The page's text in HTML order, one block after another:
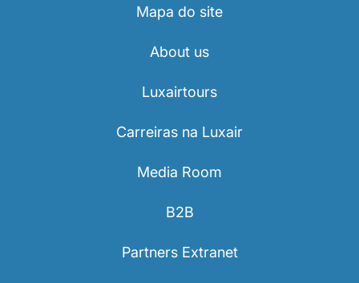
Mapa do site
About us
Luxairtours
Carreiras na Luxair
Media Room
B2B
Partners Extranet